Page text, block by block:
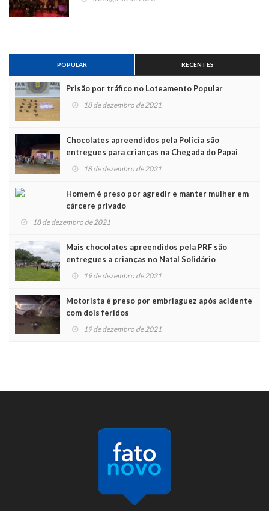
POPULAR RECENTES
Prisão por tráfico no Loteamento Popular
18 de dezembro de 2021
Chocolates apreendidos pela Polícia são
entregues para crianças na Chegada do Papai
Noel 18 de dezembro de 2021
Homem é preso por agredir e manter mulher em
cárcere privado
18 de dezembro de 2021
Mais chocolates apreendidos pela PRF são
entregues a crianças no Natal Solidário
19 de dezembro de 2021
Motorista é preso por embriaguez após acidente
com dois feridos
19 de dezembro de 2021